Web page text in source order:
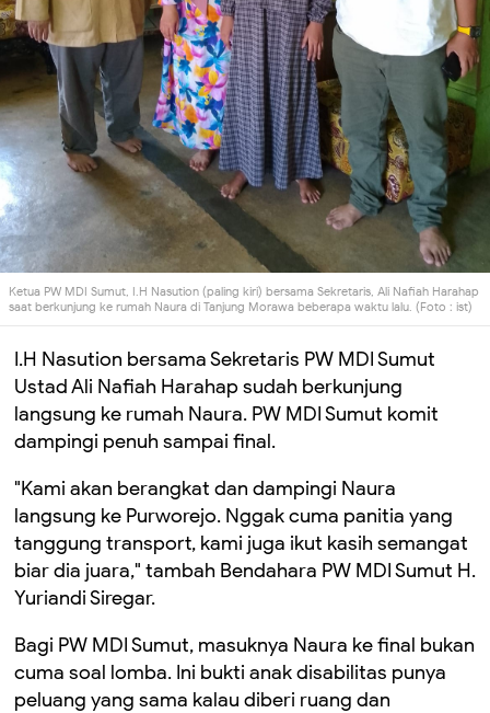
Ketua PW MDI Sumut, I.H Nasution (paling kiri) bersama Sekretaris, Ali Nafiah Harahap
saat berkunjung ke rumah Naura di Tanjung Morawa beberapa waktu lalu. (Foto : ist)
I.H Nasution bersama Sekretaris PW MDI Sumut
Ustad Ali Nafiah Harahap sudah berkunjung
langsung ke rumah Naura. PW MDI Sumut komit
dampingi penuh sampai final.
"Kami akan berangkat dan dampingi Naura
langsung ke Purworejo. Nggak cuma panitia yang
tanggung transport, kami juga ikut kasih semangat
biar dia juara," tambah Bendahara PW MDI Sumut H.
Yuriandi Siregar.
Bagi PW MDI Sumut, masuknya Naura ke final bukan
cuma soal lomba. Ini bukti anak disabilitas punya
peluang yang sama kalau diberi ruang dan